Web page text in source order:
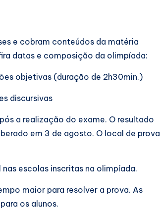
e cobram conteúdos da matéria
datas e composição da olimpíada:
objetivas (duração de 2h30min.)
discursivas
a realização do exame. O resultado
em 3 de agosto. O local de prova
escolas inscritas na olimpíada.
maior para resolver a prova. As
os alunos.